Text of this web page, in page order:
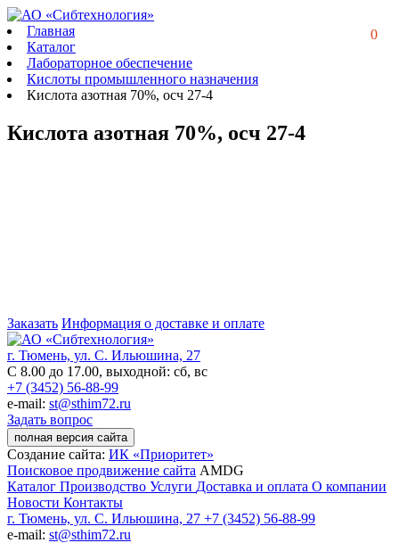
0
Главная
Каталог
Лабораторное обеспечение
Кислоты промышленного назначения
Кислота азотная 70%, осч 27-4
Кислота азотная 70%, осч 27-4
Заказать Информация о доставке и оплате
г. Тюмень, ул. С. Ильюшина, 27
С 8.00 до 17.00, выходной: сб, вс
+7 (3452) 56-88-99
e-mail: st@sthim72.ru
Задать вопрос
полная версия сайта
Создание сайта: ИК «Приоритет»
Поисковое продвижение сайта AMDG
Каталог Производство Услуги Доставка и оплата О компании
Новости Контакты
г. Тюмень, ул. С. Ильюшина, 27 +7 (3452) 56-88-99
e-mail: st@sthim72.ru